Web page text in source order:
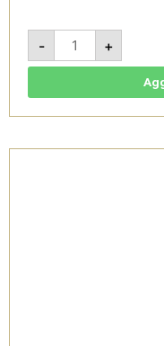
-
Il
Sigillo
2017
-
DOC
Cantine
+